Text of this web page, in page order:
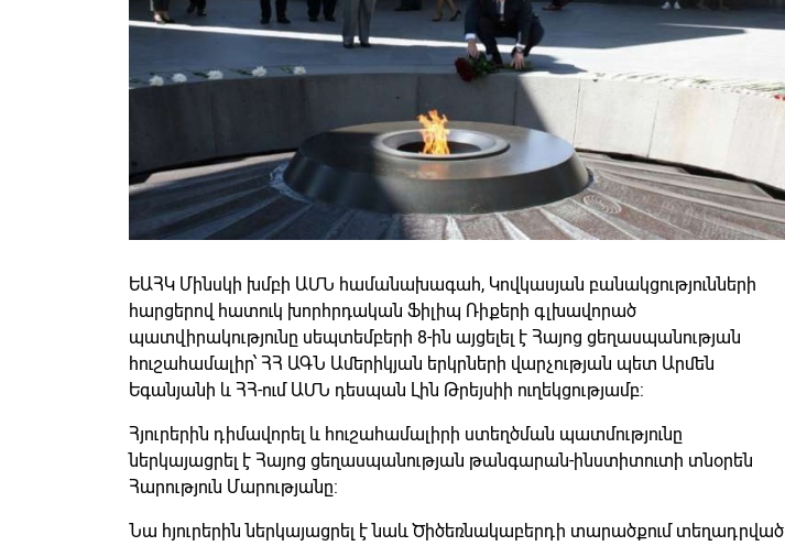
ԵԱՀԿ Մինսկի խմբի ԱՄՆ համանախագահ, Կովկասյան բանակցությունների
հարցերով հատուկ խորհրդական Ֆիլիպ Ռիքերի գլխավորած
պատվիրակությունը սեպտեմբերի 8-ին այցելել է Հայոց ցեղասպանության
հուշահամալիր՝ ՀՀ ԱԳՆ Ամերիկյան երկրների վարչության պետ Արմեն
Եգանյանի և ՀՀ-ում ԱՄՆ դեսպան Լին Թրեյսիի ուղեկցությամբ:
Հյուրերին դիմավորել և հուշահամալիրի ստեղծման պատմությունը
ներկայացրել է Հայոց ցեղասպանության թանգարան-ինստիտուտի տնօրեն
Հարություն Մարությանը:
Նա հյուրերին ներկայացրել է նաև Ծիծեռնակաբերդի տարածքում տեղադրված